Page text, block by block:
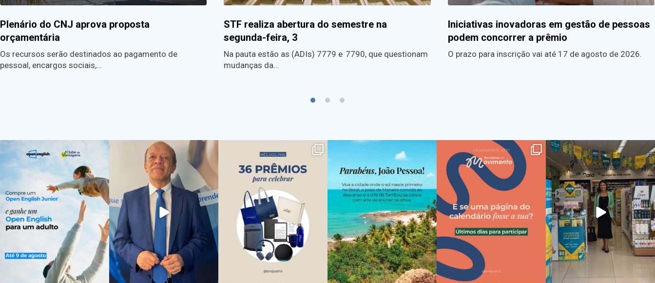
Plenário do CNJ aprova proposta
orçamentária
Os recursos serão destinados ao pagamento de
pessoal, encargos sociais,…
STF realiza abertura do semestre na
segunda-feira, 3
Na pauta estão as (ADIs) 7779 e 7790, que questionam
mudanças da…
Iniciativas inovadoras em gestão de pessoas
podem concorrer a prêmio
O prazo para inscrição vai até 17 de agosto de 2026.